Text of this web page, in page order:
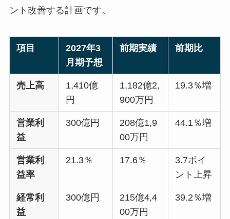
ント改善する計画です。
項目
2027年3
月期予想
前期実績 前期比
売上高
1,410億
円
1,182億2,
900万円
19.3％増
営業利
益
300億円
208億1,9
00万円
44.1％増
営業利
益率
21.3％ 17.6％
3.7ポイ
ント上昇
経常利
益
300億円
215億4,4
00万円
39.2％増